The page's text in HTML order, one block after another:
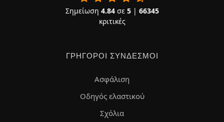
Σημείωση 4.84σε 5| 66345
κριτικές
ΓΡΉΓΟΡΟΙ ΣΎΝΔΕΣΜΟΙ
Ασφάλιση
Οδηγός ελαστικού
Σχόλια